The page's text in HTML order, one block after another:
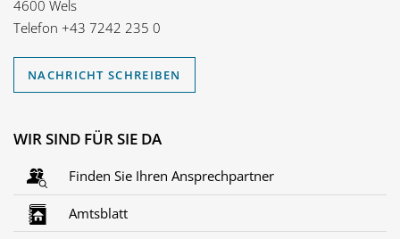
4600 Wels
Telefon +43 7242 235 0
NACHRICHT SCHREIBEN
WIR SIND FÜR SIE DA
Finden Sie Ihren Ansprechpartner
Amtsblatt